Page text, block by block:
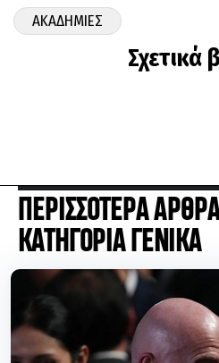
ΑΚΑΔΗΜΙΕΣ
Σχετικά
ΚΑΤΗΓΟΡΙΑ ΓΕΝΙΚΑ